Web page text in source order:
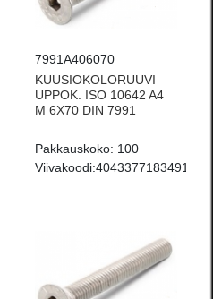
7991A406070
KUUSIOKOLORUUVI
UPPOK. ISO 10642 A4
M 6X70 DIN 7991
Pakkauskoko: 100
Viivakoodi:4043377183491